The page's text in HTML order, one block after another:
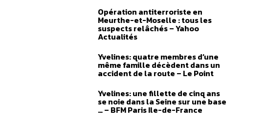
Opération antiterroriste en
Meurthe-et-Moselle : tous les
suspects relâchés – Yahoo
Actualités
Yvelines: quatre membres d’une
même famille décèdent dans un
accident de la route – Le Point
Yvelines: une fillette de cinq ans
se noie dans la Seine sur une base
… – BFM Paris Ile-de-France